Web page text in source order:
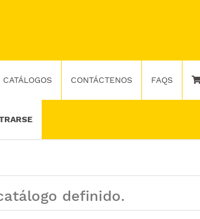
CATÁLOGOS CONTÁCTENOS FAQS
definido.